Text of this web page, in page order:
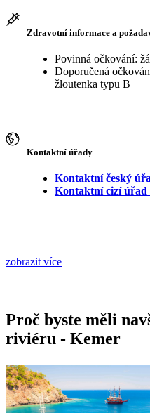
Zdravotní informace a
Povinná očkování:
Doporučená
žloutenka typu B
Kontaktní úřady
Kontaktní český
Kontaktní cizí úřad
zobrazit více
Proč byste měli
riviéru - Kemer